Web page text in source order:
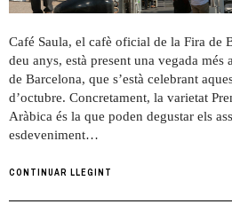
Café Saula, el cafè oficial de la Fira de
deu anys, està present una vegada
de Barcelona, que s’està celebrant
d’octubre. Concretament, la varietat
Aràbica és la que poden degustar els
esdeveniment…
CONTINUAR LLEGINT